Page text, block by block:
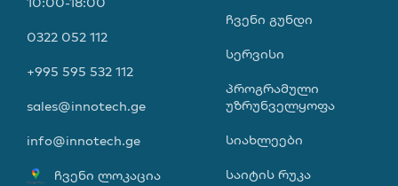
0322 052 112
+995 595 532 112
sales@innotech.ge
info@innotech.ge
ჩვენი ლოკაცია
ჩვენი გუნდი
სერვისი
პროგრამული
უზრუნველყოფა
სიახლეები
საიტის რუკა